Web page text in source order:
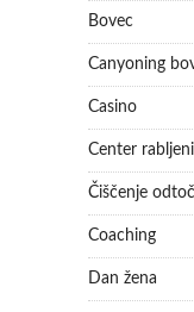
Bovec
Canyoning
Casino
Center
Čiščenje
Coaching
Dan žena